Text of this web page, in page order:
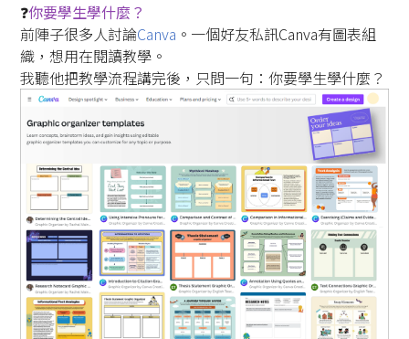
❓️你要學生學什麼？
前陣子很多人討論Canva 。一個好友私訊Canva有圖表組
織，想用在閱讀教學。
我聽他把教學流程講完後，只問一句：你要學生學什麼？